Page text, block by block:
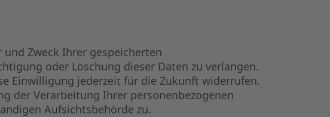
Zweck Ihrer gespeicherten
oder Löschung dieser Daten zu verlangen.
Einwilligung jederzeit für die Zukunft widerrufen.
der Verarbeitung Ihrer personenbezogenen
Aufsichtsbehörde zu.